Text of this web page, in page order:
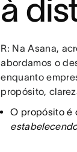
à
R: Na Asana,
abordamos o
enquanto
propósito,
O propósito é